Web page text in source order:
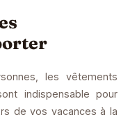
les vêtements
indispensable pour
de vos vacances à la